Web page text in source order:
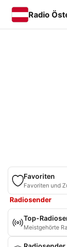
Radio
Favoriten
Favoriten und
Radiosender
Top-
Meistgehörte